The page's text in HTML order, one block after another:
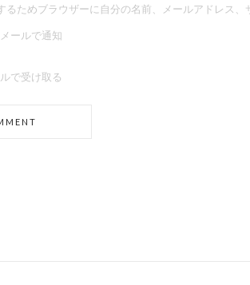
るためブラウザーに自分の名前、メールアドレス、
ールで通知
で受け取る